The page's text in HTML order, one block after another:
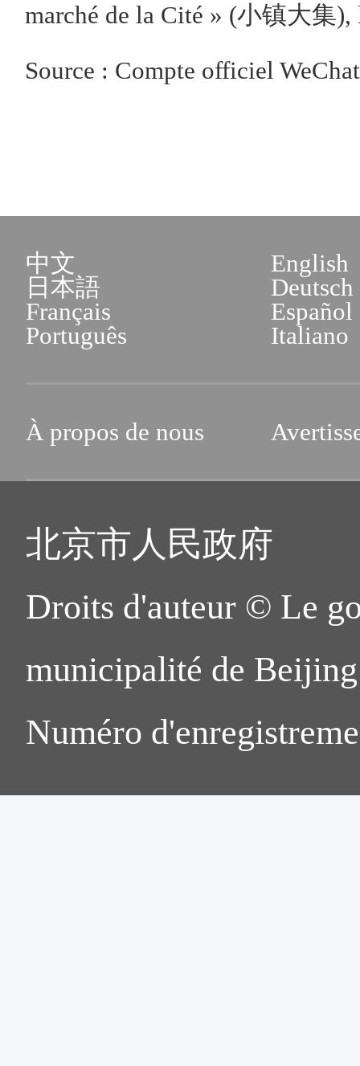
marché de la Cité » (小镇大集
Source : Compte officiel
中文
English
日本語
Deutsch
Français
Español
Português
Italiano
À propos de nous
北京市人民政府
Droits d'auteur © Le
municipalité de
Numéro